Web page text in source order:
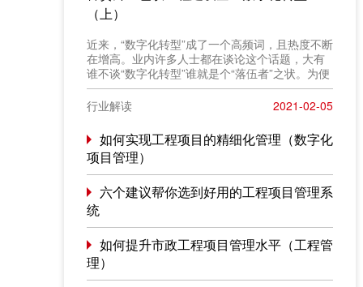
（上）
近来，“数字化转型”成了一个高频词，且热度不断
在增高。业内许多人士都在谈论这个话题，大有
谁不谈“数字化转型”谁就是个“落伍者”之状。为便
于在相同语境下讨论问题，今天我也凑个热闹，
以“数字化转型”为题，谈一点粗浅认识，就教于同
行。
行业解读 2021-02-05
如何实现工程项目的精细化管理（数字化
项目管理）
六个建议帮你选到好用的工程项目管理系
统
如何提升市政工程项目管理水平（工程管
理）